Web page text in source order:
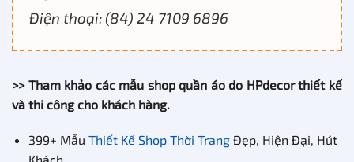
Điện thoại: (84) 24 7109 6896
>> Tham khảo các mẫu shop quần áo do HPdecor thiết kế
và thi công cho khách hàng.
399+ Mẫu Thiết Kế Shop Thời TrangĐẹp, Hiện Đại, Hút